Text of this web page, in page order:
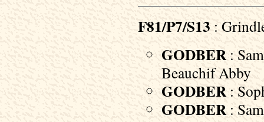
F81/P7/S13 :
GODBER:
Beauchif Abby
GODBER :
GODBER: